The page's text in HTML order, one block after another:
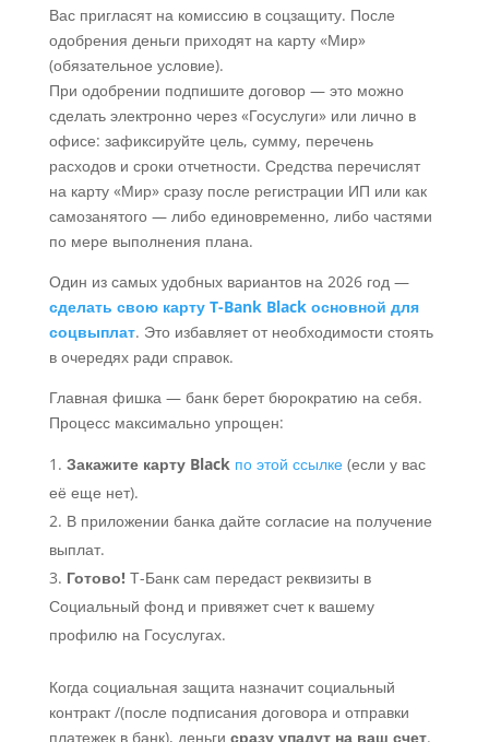
Вас пригласят на комиссию в соцзащиту. После
одобрения деньги приходят на карту «Мир»
(обязательное условие).
При одобрении подпишите договор — это можно
сделать электронно через «Госуслуги» или лично в
офисе: зафиксируйте цель, сумму, перечень
расходов и сроки отчетности. Средства перечислят
на карту «Мир» сразу после регистрации ИП или как
самозанятого — либо единовременно, либо частями
по мере выполнения плана.
Один из самых удобных вариантов на 2026 год —
сделать свою карту T-Bank Black основной для
соцвыплат. Это избавляет от необходимости стоять
в очередях ради справок.
Главная фишка — банк берет бюрократию на себя.
Процесс максимально упрощен:
Закажите карту Black по этой ссылке(если у вас
её еще нет).
В приложении банка дайте согласие на получение
выплат.
Готово!Т-Банк сам передаст реквизиты в
Социальный фонд и привяжет счет к вашему
профилю на Госуслугах.
Когда социальная защита назначит социальный
контракт /(после подписания договора и отправки
платежек в банк), деньги сразу упадут на ваш счет.